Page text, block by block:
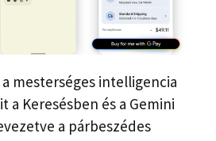
mesterséges intelligencia
a Keresésben és a Gemini
a párbeszédes